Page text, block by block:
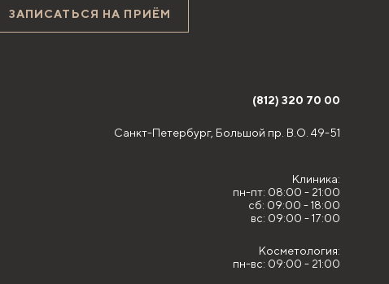
ЗАПИСАТЬСЯ НА ПРИЁМ
(812) 320 70 00
Санкт-Петербург, Большой пр. В.О. 49-51
Клиника:
пн-пт: 08:00 - 21:00
сб: 09:00 - 18:00
вс: 09:00 - 17:00
Косметология:
пн-вс: 09:00 - 21:00